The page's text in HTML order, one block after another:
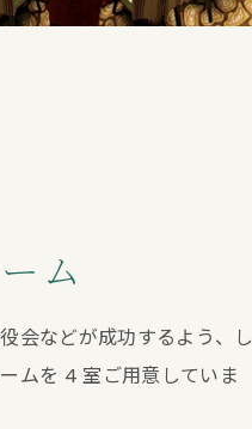
ム
会などが成功するよう、し
ムを 4 室ご用意していま